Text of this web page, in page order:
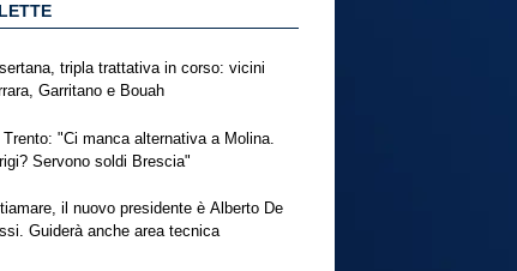
tripla trattativa in corso: vicini
Garritano e Bouah
Trento: "Ci manca alternativa a Molina.
Servono soldi Brescia"
il nuovo presidente è Alberto De
Guiderà anche area tecnica